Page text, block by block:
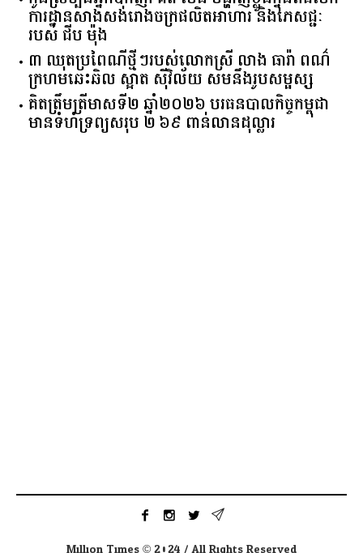
ការដ្ឋានសាងសង់រោងចក្រផលិតអាហារ និងភេសជ្ជៈ
របស់ ជីប ម៉ុង
៣ ឈុតប្រពៃណីថ្មីៗរបស់លោកស្រី លាង ធារ៉ា ពណ៌
ក្រហមឆេះឆិល ស្អាត ​ស៊ីវិល័យ សមនឹងរូបសម្ផស្ស
គិត​ត្រឹមត្រីមាស​ទី​២​ ​ឆ្នាំ​២០២៦​ បរធន​បាលកិច្ច​កម្ពុជា​ ​
មាន​ទំហំ​ទ្រព្យ​សរុប​ ​២.៦៩​ ​ពាន់លាន​ដុល្លារ​